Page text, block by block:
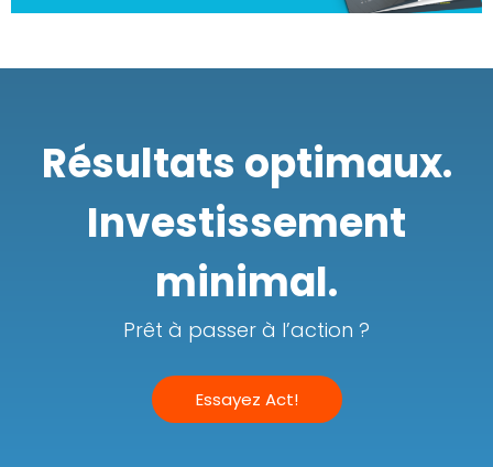
Résultats optimaux.
Investissement
minimal.
Prêt à passer à l’action ?
Essayez Act!